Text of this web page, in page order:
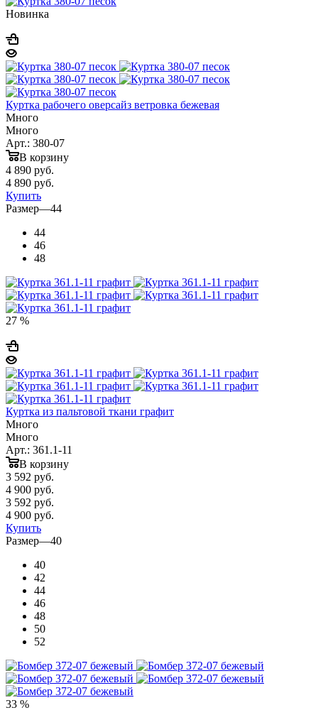
Новинка
Куртка рабочего оверсайз ветровка бежевая
Много
Много
Арт.: 380-07
В корзину
4 890 руб.
4 890 руб.
Купить
Размер—44
44
46
48
27 %
Куртка из пальтовой ткани графит
Много
Много
Арт.: 361.1-11
В корзину
3 592 руб.
4 900 руб.
3 592 руб.
4 900 руб.
Купить
Размер—40
40
42
44
46
48
50
52
33 %